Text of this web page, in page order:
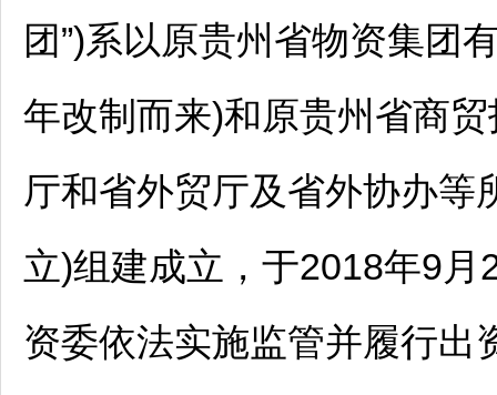
团”)系以原贵州省物资集团
年改制而来)和原贵州省商
厅和省外贸厅及省外协办等
立)组建成立，于2018年9
资委依法实施监管并履行出